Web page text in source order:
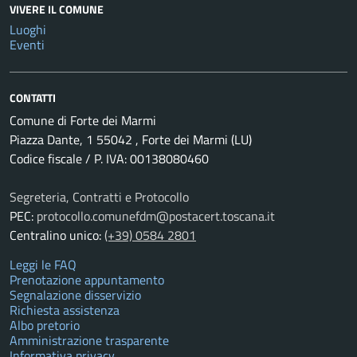
VIVERE IL COMUNE
Luoghi
Eventi
CONTATTI
Comune di Forte dei Marmi
Piazza Dante, 1 55042 , Forte dei Marmi (LU)
Codice fiscale / P. IVA: 00138080460
Segreteria, Contratti e Protocollo
PEC: protocollo.comunefdm@postacert.toscana.it
Centralino unico:(+39) 0584 2801
Leggi le FAQ
Prenotazione appuntamento
Segnalazione disservizio
Richiesta assistenza
Albo pretorio
Amministrazione trasparente